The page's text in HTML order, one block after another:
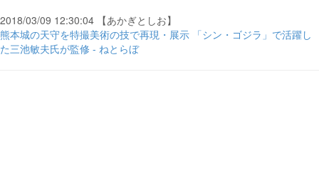
2018/03/09 12:30:04 【あかぎとしお】
熊本城の天守を特撮美術の技で再現・展示 「シン・ゴジラ」で活躍し
た三池敏夫氏が監修 - ねとらぼ